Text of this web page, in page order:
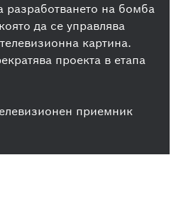
разработването на бомба
да се управлява
картина.
проекта в етапа
приемник